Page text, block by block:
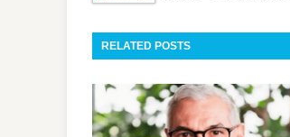
RELATED POSTS